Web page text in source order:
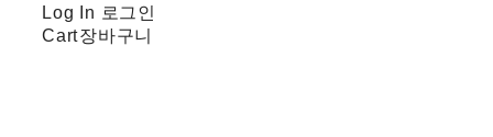
Log In 로그인
Cart장바구니